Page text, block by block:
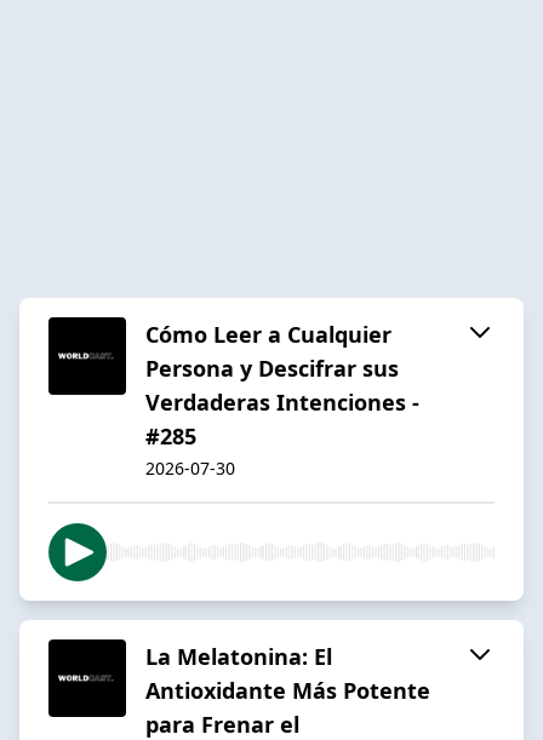
Cómo Leer a Cualquier
Persona y Descifrar sus
Verdaderas Intenciones -
#285
2026-07-30
La Melatonina: El
Antioxidante Más Potente
para Frenar el